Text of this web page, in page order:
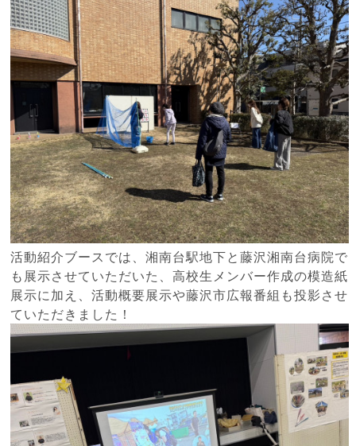
活動紹介ブースでは、湘南台駅地下と藤沢湘南台病院で
も展示させていただいた、高校生メンバー作成の模造紙
展示に加え、活動概要展示や藤沢市広報番組も投影させ
ていただきました！